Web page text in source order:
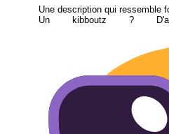
Une description qui ressemble
Un kibboutz ?